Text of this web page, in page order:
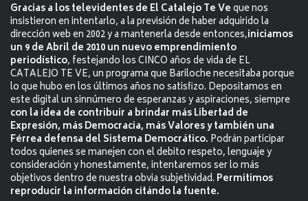
Gracias a los televidentes de El Catalejo Te Veque nos
insistieron en intentarlo, a la previsión de haber adquirido la
dirección web en 2002 y a mantenerla desde entonces,iniciamos
un 9 de Abril de 2010 un nuevo emprendimiento
periodístico, festejando los CINCO años de vida de EL
CATALEJO TE VE, un programa que Bariloche necesitaba porque
lo que hubo en los últimos años no satisfizo. Depositamos en
este digital un sinnúmero de esperanzas y aspiraciones, siempre
con la idea de contribuir a brindar más Libertad de
Expresión, más Democracia, más Valores y también una
Férrea defensa del Sistema Democrático. Podrán participar
todos quienes se manejen con el debito respeto, lenguaje y
consideración y honestamente, intentaremos ser lo más
objetivos dentro de nuestra obvia subjetividad. Permitimos
reproducir la información citándo la fuente.